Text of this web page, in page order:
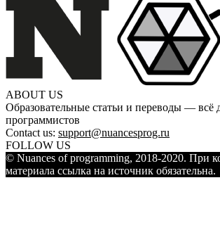
ABOUT US
Образовательные статьи и переводы — всё
программистов
Contact us: support@nuancesprog.ru
FOLLOW US
© Nuances of programming, 2018-2020. При
материала ссылка на источник обязательна.